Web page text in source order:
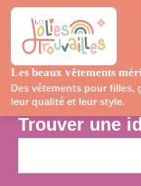
Trouver une
Les beaux vêtements
Des vêtements pour filles,
leur qualité et leur style.